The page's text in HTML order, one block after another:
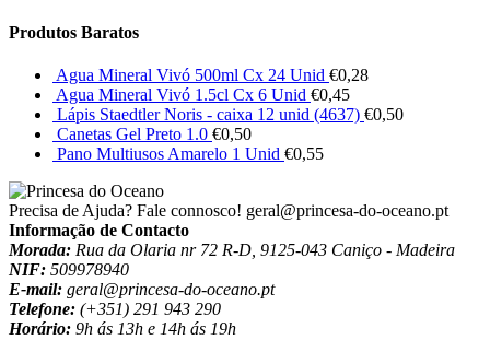
Produtos Baratos
Agua Mineral Vivó 500ml Cx 24 Unid €0,28
Agua Mineral Vivó 1.5cl Cx 6 Unid €0,45
Lápis Staedtler Noris - caixa 12 unid (4637) €0,50
Canetas Gel Preto 1.0 €0,50
Pano Multiusos Amarelo 1 Unid €0,55
Precisa de Ajuda? Fale connosco! geral@princesa-do-oceano.pt
Informação de Contacto
Morada: Rua da Olaria nr 72 R-D, 9125-043 Caniço - Madeira
NIF: 509978940
E-mail: geral@princesa-do-oceano.pt
Telefone: (+351) 291 943 290
Horário: 9h ás 13h e 14h ás 19h